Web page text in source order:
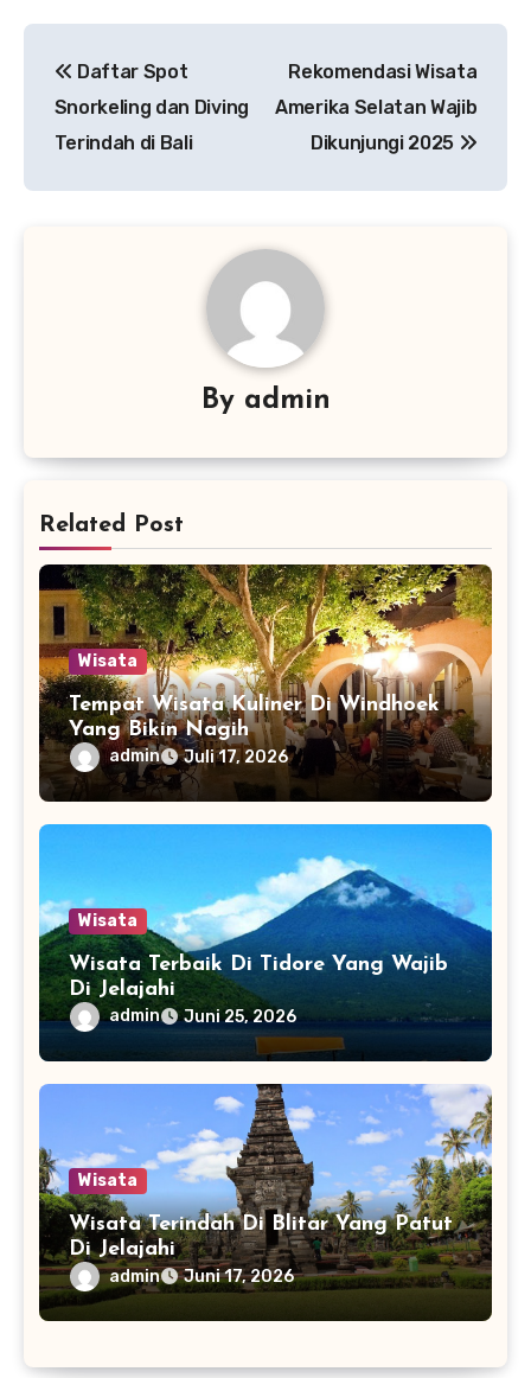
pos
Daftar Spot
Snorkeling dan Diving
Terindah di Bali
Rekomendasi Wisata
Amerika Selatan Wajib
Dikunjungi 2025
By admin
Related Post
Wisata
Tempat Wisata Kuliner Di Windhoek
Yang Bikin Nagih
admin Juli 17, 2026
Wisata
Wisata Terbaik Di Tidore Yang Wajib
Di Jelajahi
admin Juni 25, 2026
Wisata
Wisata Terindah Di Blitar Yang Patut
Di Jelajahi
admin Juni 17, 2026